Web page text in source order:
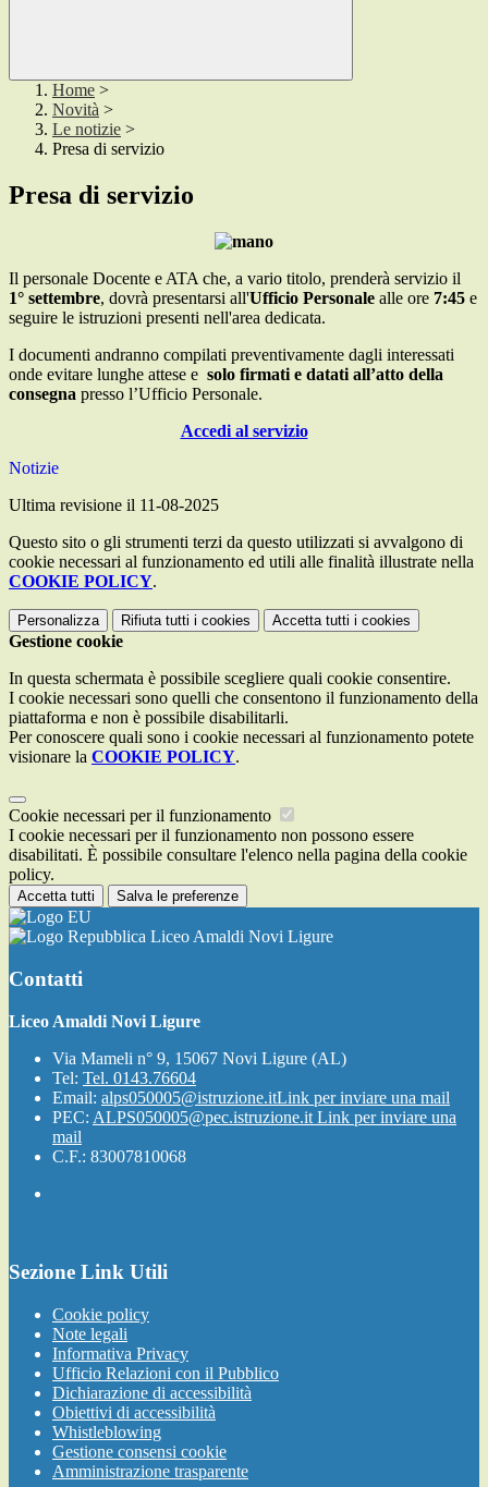
Home >
Novità >
Le notizie >
Presa di servizio
Presa di servizio
Il personale Docente e ATA che, a vario titolo, prenderà servizio il
1° settembre, dovrà presentarsi all'Ufficio Personale alle ore 7:45 e
seguire le istruzioni presenti nell'area dedicata.
I documenti andranno compilati preventivamente dagli interessati
onde evitare lunghe attese e solo firmati e datati all’atto della
consegna presso l’Ufficio Personale.
Accedi al servizio
Notizie
Ultima revisione il 11-08-2025
Questo sito o gli strumenti terzi da questo utilizzati si avvalgono di
cookie necessari al funzionamento ed utili alle finalità illustrate nella
COOKIE POLICY.
Personalizza Rifiuta tutti i cookies Accetta tutti i cookies
Gestione cookie
In questa schermata è possibile scegliere quali cookie consentire.
I cookie necessari sono quelli che consentono il funzionamento della
piattaforma e non è possibile disabilitarli.
Per conoscere quali sono i cookie necessari al funzionamento potete
visionare la COOKIE POLICY.
Cookie necessari per il funzionamento
I cookie necessari per il funzionamento non possono essere
disabilitati. È possibile consultare l'elenco nella pagina della cookie
policy.
Accetta tutti Salva le preferenze
Liceo Amaldi Novi Ligure
Contatti
Liceo Amaldi Novi Ligure
Via Mameli n° 9, 15067 Novi Ligure (AL)
Tel: Tel. 0143.76604
Email: alps050005@istruzione.itLink per inviare una mail
PEC: ALPS050005@pec.istruzione.it Link per inviare una
mail
C.F.: 83007810068
Sezione Link Utili
Cookie policy
Note legali
Informativa Privacy
Ufficio Relazioni con il Pubblico
Dichiarazione di accessibilità
Obiettivi di accessibilità
Whistleblowing
Gestione consensi cookie
Amministrazione trasparente